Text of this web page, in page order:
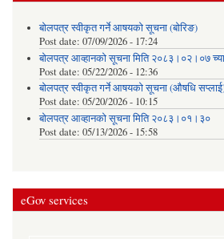
बोलपत्र स्वीकृत गर्ने आषयको सूचना (बोरिङ)
Post date: 07/09/2026 - 17:24
बोलपत्र आव्हानको सूचना मिति २०८३।०२।०७
Post date: 05/22/2026 - 12:36
बोलपत्र स्वीकृत गर्ने आषयको सूचना (औषधि
Post date: 05/20/2026 - 10:15
बोलपत्र आव्हानको सूचना मिति २०८३।०१।३०
Post date: 05/13/2026 - 15:58
eGov services